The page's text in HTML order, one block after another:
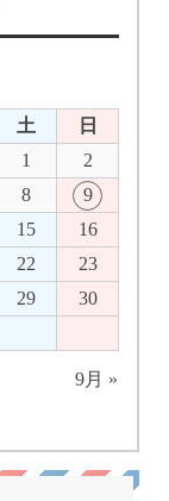
土
日
1
2
8
9
15
16
22
23
29
30
9月 »